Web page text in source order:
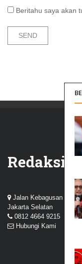
Beritahu saya akan
Redaksi
Jalan Kebagusan III,
Jakarta Selatan
0812 4664 9215
Hubungi Kami